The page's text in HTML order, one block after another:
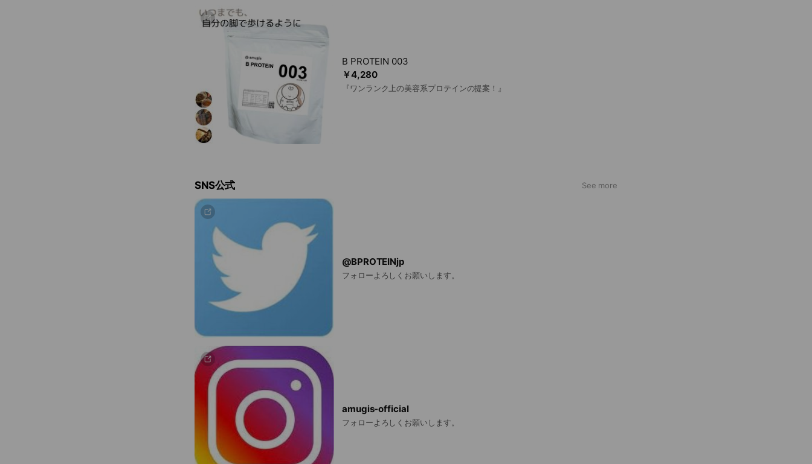
￥4,280
B PROTEIN 003
『ワンランク上の美容系プロテインの提案！』
SNS公式 See more
@BPROTEINjp
フォローよろしくお願いします。
amugis-official
フォローよろしくお願いします。